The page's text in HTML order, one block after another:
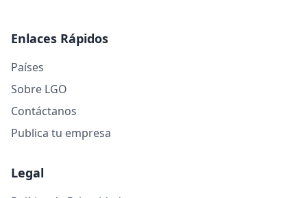
Enlaces Rápidos
Países
Sobre LGO
Contáctanos
Publica tu empresa
Legal